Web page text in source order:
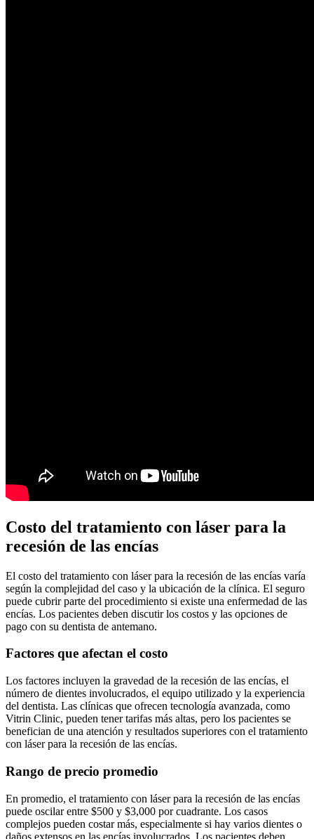
Costo del tratamiento con láser para la
recesión de las encías
El costo del tratamiento con láser para la recesión de las encías varía
según la complejidad del caso y la ubicación de la clínica. El seguro
puede cubrir parte del procedimiento si existe una enfermedad de las
encías. Los pacientes deben discutir los costos y las opciones de
pago con su dentista de antemano.
Factores que afectan el costo
Los factores incluyen la gravedad de la recesión de las encías, el
número de dientes involucrados, el equipo utilizado y la experiencia
del dentista. Las clínicas que ofrecen tecnología avanzada, como
Vitrin Clinic, pueden tener tarifas más altas, pero los pacientes se
benefician de una atención y resultados superiores con el tratamiento
con láser para la recesión de las encías.
Rango de precio promedio
En promedio, el tratamiento con láser para la recesión de las encías
puede oscilar entre $500 y $3,000 por cuadrante. Los casos
complejos pueden costar más, especialmente si hay varios dientes o
daños extensos en las encías involucrados. Los pacientes deben